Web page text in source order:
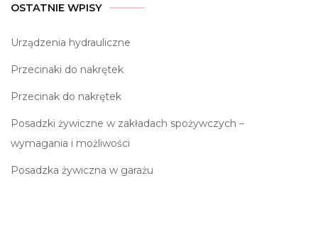
OSTATNIE WPISY
Urządzenia hydrauliczne
Przecinaki do nakrętek
Przecinak do nakrętek
Posadzki żywiczne w zakładach spożywczych –
wymagania i możliwości
Posadzka żywiczna w garażu